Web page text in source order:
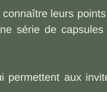
leurs
série de capsules
permettent aux